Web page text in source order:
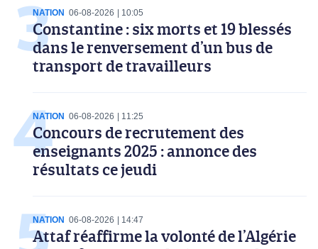
NATION 06-08-2026 10:05
Constantine : six morts et 19 blessés
dans le renversement d’un bus de
transport de travailleurs
NATION 06-08-2026 11:25
Concours de recrutement des
enseignants 2025 : annonce des
résultats ce jeudi
NATION 06-08-2026 14:47
Attaf réaffirme la volonté de l’Algérie